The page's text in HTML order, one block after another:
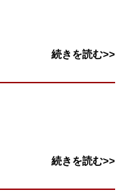
続きを読む>>
続きを読む>>